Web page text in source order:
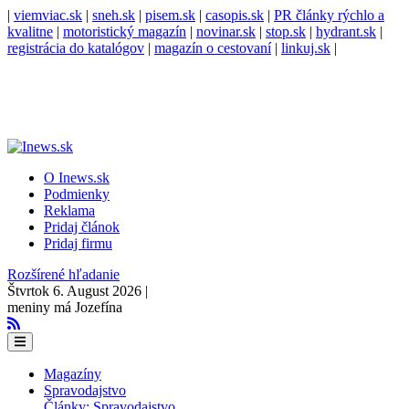
| viemviac.sk | sneh.sk | pisem.sk | casopis.sk | PR články rýchlo a
kvalitne | motoristický magazín | novinar.sk | stop.sk | hydrant.sk |
registrácia do katalógov | magazín o cestovaní| linkuj.sk |
O Inews.sk
Podmienky
Reklama
Pridaj článok
Pridaj firmu
Rozšírené hľadanie
Štvrtok 6. August 2026 |
meniny má Jozefína
Magazíny
Spravodajstvo